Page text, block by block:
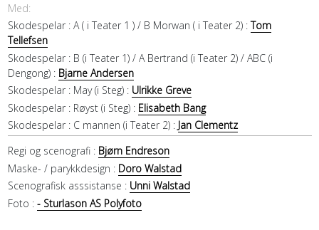
Med:
Skodespelar : A ( i Teater 1 ) / B Morwan ( i Teater 2) :Tom
Tellefsen
Skodespelar : B (i Teater 1) / A Bertrand (i Teater 2) / ABC (i
Dengong) : Bjarne Andersen
Skodespelar : May (i Steg) : Ulrikke Greve
Skodespelar : Røyst (i Steg) : Elisabeth Bang
Skodespelar : C mannen (i Teater 2) : Jan Clementz
Regi og scenografi : Bjørn Endreson
Maske- / parykkdesign : Doro Walstad
Scenografisk asssistanse : Unni Walstad
Foto : - Sturlason AS Polyfoto